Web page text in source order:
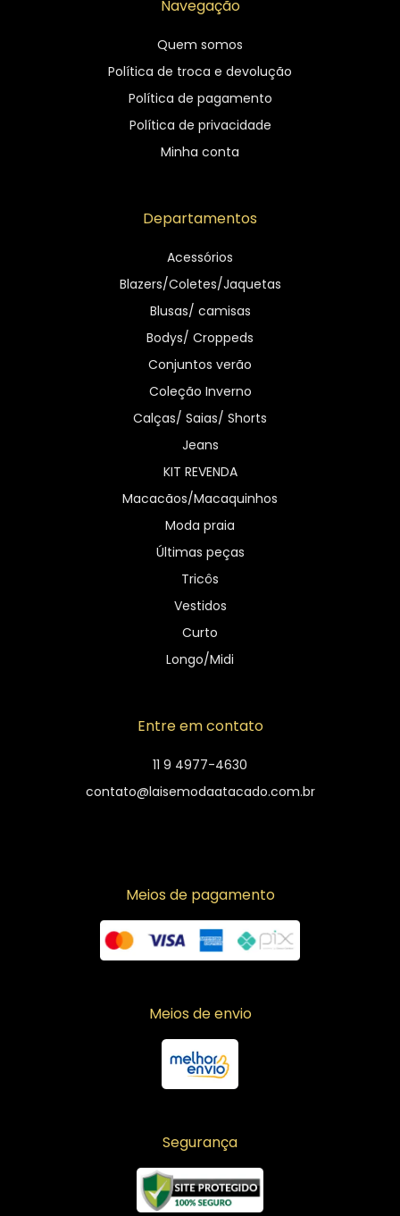
Navegação
Quem somos
Política de troca e devolução
Política de pagamento
Política de privacidade
Minha conta
Departamentos
Acessórios
Blazers/Coletes/Jaquetas
Blusas/ camisas
Bodys/ Croppeds
Conjuntos verão
Coleção Inverno
Calças/ Saias/ Shorts
Jeans
KIT REVENDA
Macacãos/Macaquinhos
Moda praia
Últimas peças
Tricôs
Vestidos
Curto
Longo/Midi
Entre em contato
11 9 4977-4630
contato@laisemodaatacado.com.br
Meios de pagamento
Meios de envio
Segurança